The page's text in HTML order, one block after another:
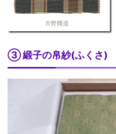
③ 緞子の帛紗(ふくさ)